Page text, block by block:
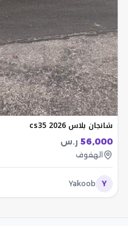
شانجان بلاس cs35 2026
56,000 ر.س
الهفوف
Y
Yakoob